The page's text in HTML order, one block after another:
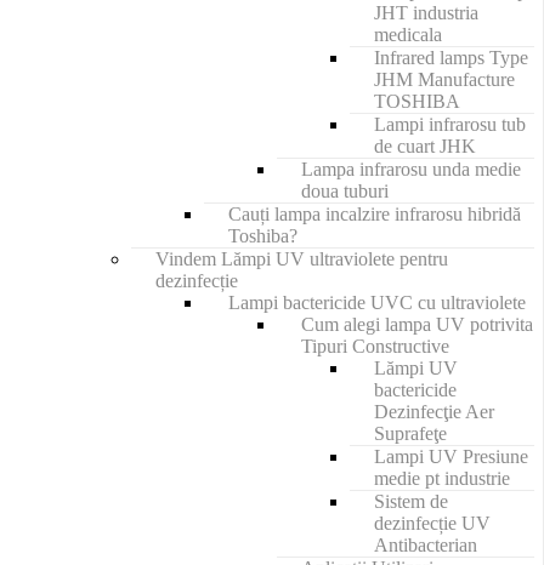
JHT industria
medicala
Infrared lamps Type
JHM Manufacture
TOSHIBA
Lampi infrarosu tub
de cuart JHK
Lampa infrarosu unda medie
doua tuburi
Cauți lampa incalzire infrarosu hibridă
Toshiba?
Vindem Lămpi UV ultraviolete pentru
dezinfecție
Lampi bactericide UVC cu ultraviolete
Cum alegi lampa UV potrivita
Tipuri Constructive
Lămpi UV
bactericide
Dezinfecţie Aer
Suprafeţe
Lampi UV Presiune
medie pt industrie
Sistem de
dezinfecție UV
Antibacterian